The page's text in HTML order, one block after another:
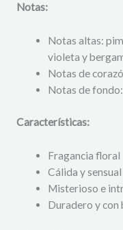
Notas:
Notas altas:
violeta y
Notas de
Notas de
Características:
Fragancia floral
Cálida y sensual
Misterioso e
Duradero y con